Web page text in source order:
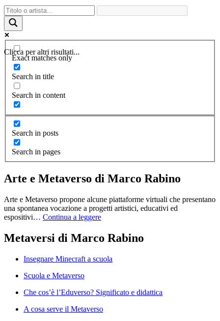
Clicca per altri risultati...
Exact matches only
Search in title
Search in content
Search in posts
Search in pages
Arte e Metaverso di Marco Rabino
Arte e Metaverso propone alcune piattaforme virtuali che presentano
una spontanea vocazione a progetti artistici, educativi ed
espositivi… Continua a leggere
Metaversi di Marco Rabino
Insegnare Minecraft a scuola
Scuola e Metaverso
Che cos’è l’Eduverso? Significato e didattica
A cosa serve il Metaverso